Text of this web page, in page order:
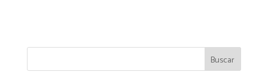
n
a
Buscar